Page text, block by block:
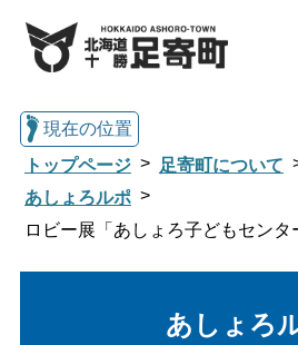
総合トップへ
くらし・行政情
現在の位置
トップページ
足寄町について
あしょろルポ
ロビー展「あしょろ子どもセンタ
あしょろ